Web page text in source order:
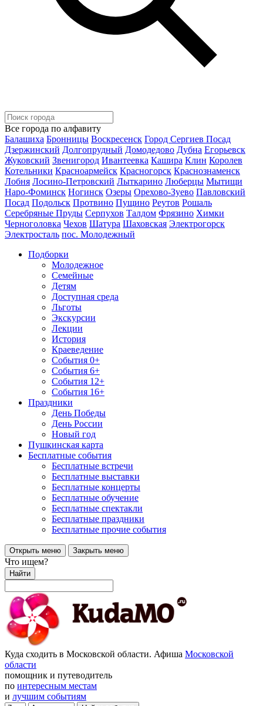
Все города по алфавиту
Балашиха Бронницы Воскресенск Город Сергиев Посад
Дзержинский Долгопрудный Домодедово Дубна Егорьевск
Жуковский Звенигород Ивантеевка Кашира Клин Королев
Котельники Красноармейск Красногорск Краснознаменск
Лобня Лосино-Петровский Лыткарино Люберцы Мытищи
Наро-Фоминск Ногинск Озеры Орехово-Зуево Павловский
Посад Подольск Протвино Пущино Реутов Рошаль
Серебряные Пруды Серпухов Талдом Фрязино Химки
Черноголовка Чехов Шатура Шаховская Электрогорск
Электросталь пос. Молодежный
Подборки
Молодежное
Семейные
Детям
Доступная среда
Льготы
Экскурсии
Лекции
История
Краеведение
События 0+
События 6+
События 12+
События 16+
Праздники
День Победы
День России
Новый год
Пушкинская карта
Бесплатные события
Бесплатные встречи
Бесплатные выставки
Бесплатные концерты
Бесплатные обучение
Бесплатные спектакли
Бесплатные праздники
Бесплатные прочие события
Открыть меню Закрыть меню
Что ищем?
Найти
Куда сходить в Московской области. Афиша Московской
области
помощник и путеводитель
по интересным местам
и лучшим событиям